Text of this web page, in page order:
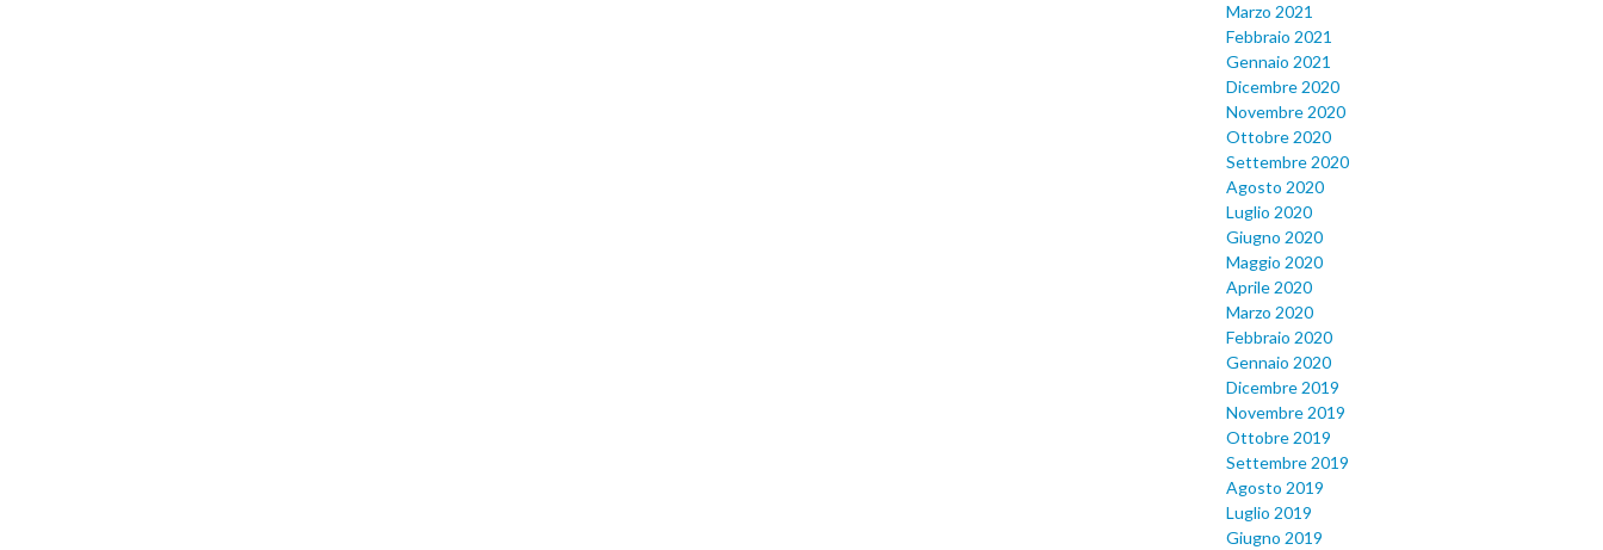
Marzo 2021
Febbraio 2021
Gennaio 2021
Dicembre 2020
Novembre 2020
Ottobre 2020
Settembre 2020
Agosto 2020
Luglio 2020
Giugno 2020
Maggio 2020
Aprile 2020
Marzo 2020
Febbraio 2020
Gennaio 2020
Dicembre 2019
Novembre 2019
Ottobre 2019
Settembre 2019
Agosto 2019
Luglio 2019
Giugno 2019